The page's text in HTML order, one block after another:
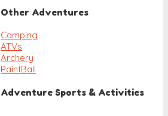
Other Adventures
Camping
ATVs
Archery
PaintBall
Adventure Sports & Activities